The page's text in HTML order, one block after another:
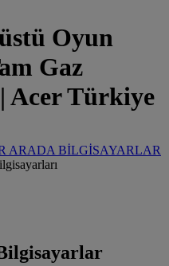
Oyun
Gaz
Acer Türkiye
ARADA BİLGİSAYARLAR